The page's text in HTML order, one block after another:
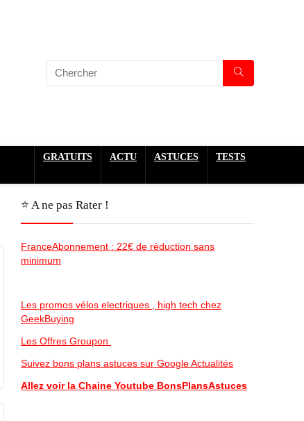
GRATUITS ACTU ASTUCES TESTS
⭐️ A ne pas Rater !
FranceAbonnement : 22€ de réduction sans
minimum
Les promos vélos electriques , high tech chez
GeekBuying
Les Offres Groupon
Suivez bons plans astuces sur Google Actualités
Allez voir la Chaine Youtube BonsPlansAstuces